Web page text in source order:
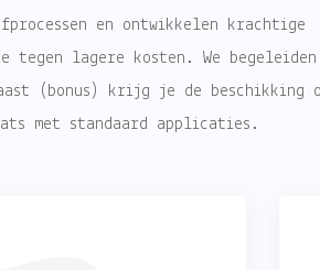
en ontwikkelen krachtige
tegen lagere kosten. We
(bonus) krijg je de beschikking
met standaard applicaties.